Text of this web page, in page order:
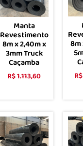
Manta
Revestimento
8m x 2,40m x
3mm Truck
Caçamba
R$1.113,60
8m
R$